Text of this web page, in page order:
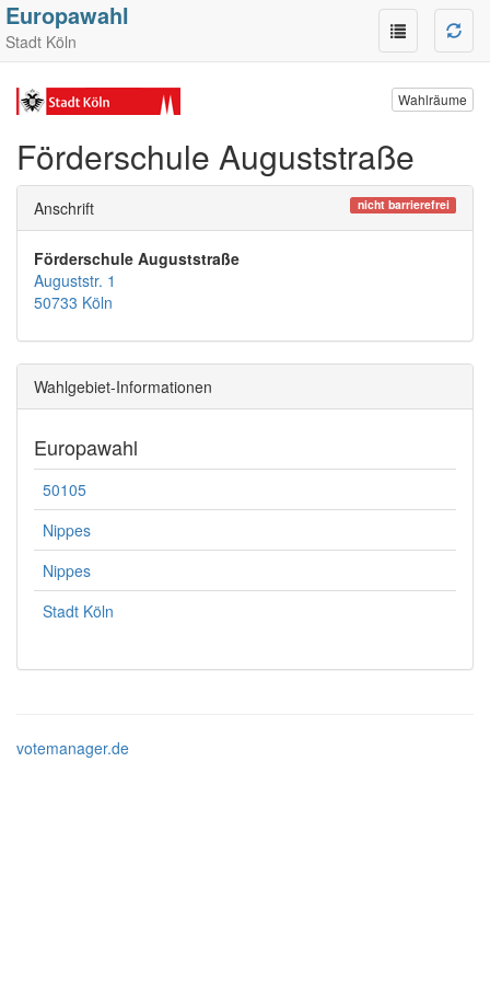
Europawahl
Stadt Köln
Wahlräume
Förderschule Auguststraße
Anschrift nicht barrierefrei
Förderschule Auguststraße
Auguststr. 1
50733 Köln
Wahlgebiet-Informationen
Europawahl
50105
Nippes
Nippes
Stadt Köln
votemanager.de